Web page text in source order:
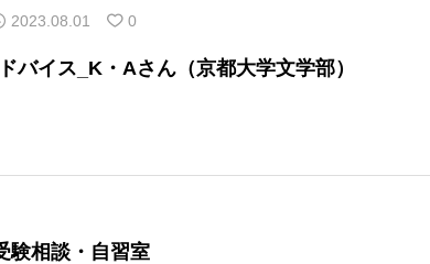
2023.08.01 0
バイス_K・Aさん（京都大学文学部）
験相談・自習室